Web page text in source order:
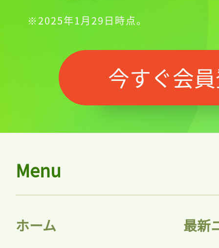
※2025年1月29日時点。
今すぐ会
Menu
ホーム 最新